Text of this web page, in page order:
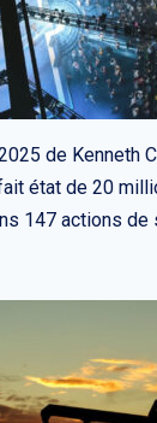
de
l’IA
de Kenneth
état de 20
147 actions